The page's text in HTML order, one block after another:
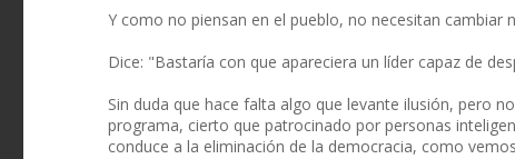
Y como no piensan en el pueblo, no necesitan cambiar
Dice: "Bastaría con que apareciera un líder capaz de
Sin duda que hace falta algo que levante ilusión, pero
programa, cierto que patrocinado por personas
conduce a la eliminación de la democracia, como